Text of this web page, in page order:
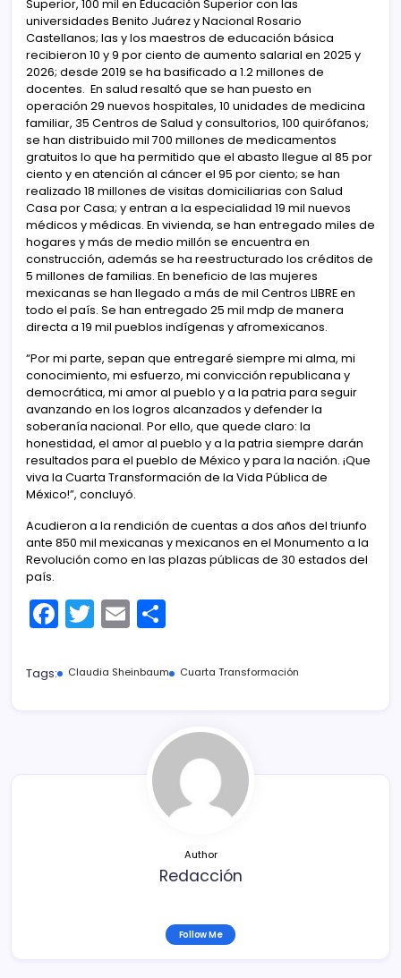
Superior, 100 mil en Educación Superior con las
universidades Benito Juárez y Nacional Rosario
Castellanos; las y los maestros de educación básica
recibieron 10 y 9 por ciento de aumento salarial en 2025 y
2026; desde 2019 se ha basificado a 1.2 millones de
docentes. En salud resaltó que se han puesto en
operación 29 nuevos hospitales, 10 unidades de medicina
familiar, 35 Centros de Salud y consultorios, 100 quirófanos;
se han distribuido mil 700 millones de medicamentos
gratuitos lo que ha permitido que el abasto llegue al 85 por
ciento y en atención al cáncer el 95 por ciento; se han
realizado 18 millones de visitas domiciliarias con Salud
Casa por Casa; y entran a la especialidad 19 mil nuevos
médicos y médicas. En vivienda, se han entregado miles de
hogares y más de medio millón se encuentra en
construcción, además se ha reestructurado los créditos de
5 millones de familias. En beneficio de las mujeres
mexicanas se han llegado a más de mil Centros LIBRE en
todo el país. Se han entregado 25 mil mdp de manera
directa a 19 mil pueblos indígenas y afromexicanos.
“Por mi parte, sepan que entregaré siempre mi alma, mi
conocimiento, mi esfuerzo, mi convicción republicana y
democrática, mi amor al pueblo y a la patria para seguir
avanzando en los logros alcanzados y defender la
soberanía nacional. Por ello, que quede claro: la
honestidad, el amor al pueblo y a la patria siempre darán
resultados para el pueblo de México y para la nación. ¡Que
viva la Cuarta Transformación de la Vida Pública de
México!”, concluyó.
Acudieron a la rendición de cuentas a dos años del triunfo
ante 850 mil mexicanas y mexicanos en el Monumento a la
Revolución como en las plazas públicas de 30 estados del
país.
F
c
T
itt
E
ai m
ar
tir
Tags: Claudia Sheinbaum Cuarta Transformación
Author
Redacción
Follow Me